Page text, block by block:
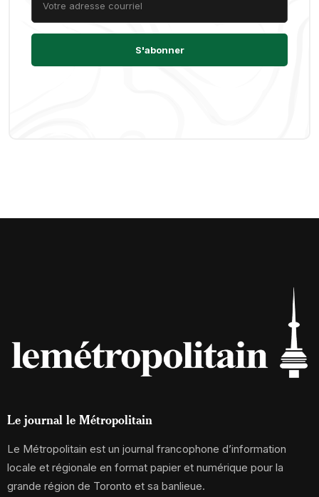
Le journal le Métropolitain
Le Métropolitain est un journal francophone d’information
locale et régionale en format papier et numérique pour la
grande région de Toronto et sa banlieue.